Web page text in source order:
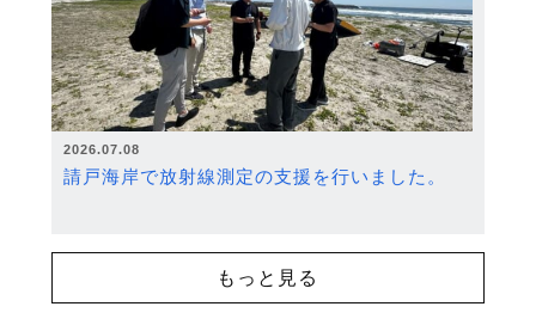
2026.07.08
請戸海岸で放射線測定の支援を行いました。
もっと見る